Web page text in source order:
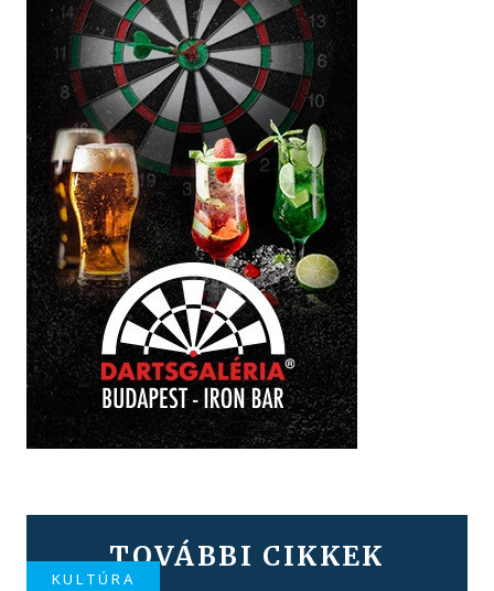
TOVÁBBI CIKKEK
KULTÚRA